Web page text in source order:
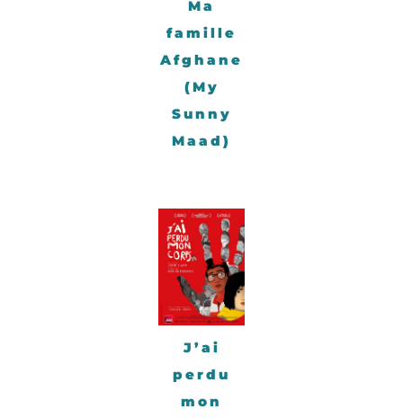
Ma
famille
Afghane
(My
Sunny
Maad)
J’ai
perdu
mon